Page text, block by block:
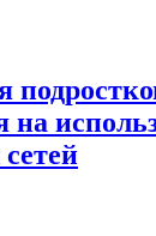
на